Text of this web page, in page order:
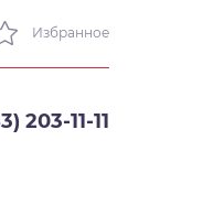
Избранное
203-11-11